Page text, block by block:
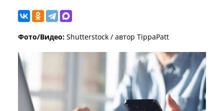
Фото/Видео: Shutterstock / автор TippaPatt